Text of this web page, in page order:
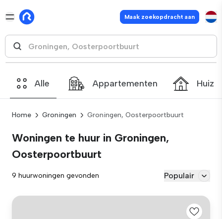
Maak zoekopdracht aan
Alle Appartementen
Home Groningen Groningen, Oosterpoortbuurt
Woningen te huur in Groningen,
Oosterpoortbuurt
9 huurwoningen gevonden Populair